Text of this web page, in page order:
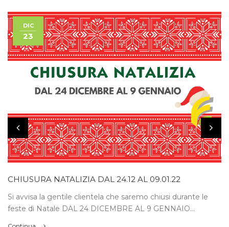
DIC
23
CHIUSURA NATALIZIA DAL 24.12 AL 09.01.22
Si avvisa la gentile clientela che saremo chiusi durante le
feste di Natale DAL 24 DICEMBRE AL 9 GENNAIO...
Continua